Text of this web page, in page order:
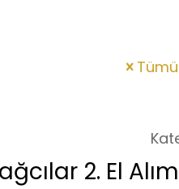
2. El Alım